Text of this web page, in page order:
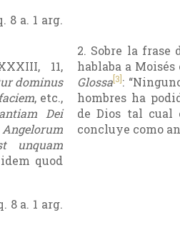
8 a. 1 arg.
11,
dominus
, etc.,
Dei
unquam
quod
2. Sobre la frase
hablaba a Moisés
Glossa[3]:
hombres ha
de Dios tal cual
concluye como
8 a. 1 arg.